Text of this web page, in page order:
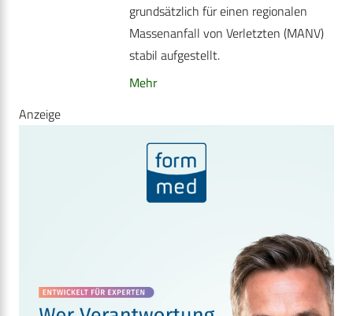
grundsätzlich für einen regionalen
Massenanfall von Verletzten (MANV)
stabil aufgestellt.
Mehr
Anzeige